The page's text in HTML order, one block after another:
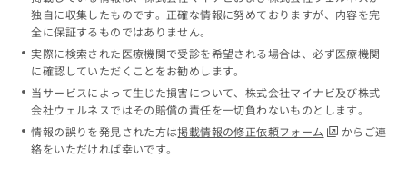
独自に収集したものです。正確な情報に努めておりますが、内容を完
全に保証するものではありません。
実際に検索された医療機関で受診を希望される場合は、必ず医療機関
に確認していただくことをお勧めします。
当サービスによって生じた損害について、株式会社マイナビ及び株式
会社ウェルネスではその賠償の責任を一切負わないものとします。
情報の誤りを発見された方は掲載情報の修正依頼フォーム
からご連
絡をいただければ幸いです。